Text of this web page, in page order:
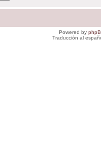
Powered by
Traducción al